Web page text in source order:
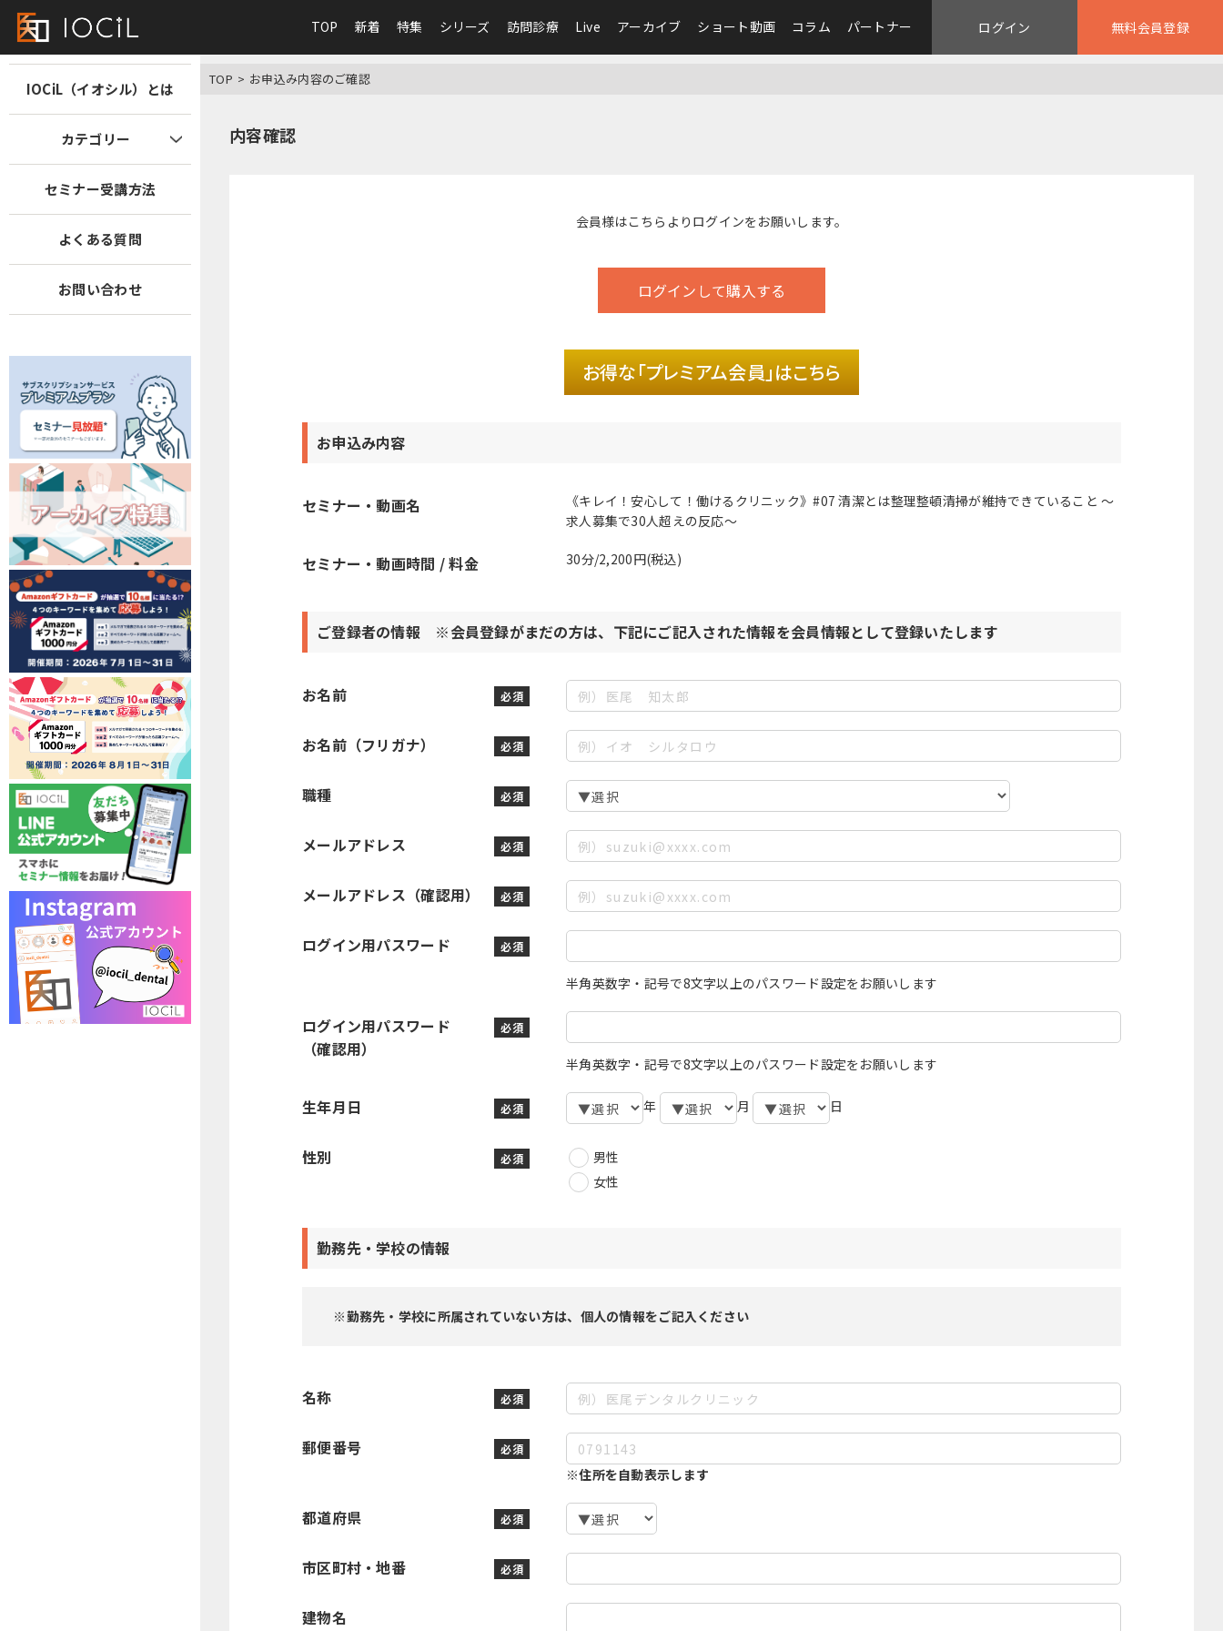
TOP 新着 特集 シリーズ 訪問診療 Live アーカイブ ショート動画 コラム パートナー ログイン 無料会員登録
TOP お申込み内容のご確認
内容確認
会員様はこちら よりログインをお願いします。
ログインして購入する
お得な「プレミアム会員」はこちら
お申込み内容
セミナー・動画名
《キレイ！安心して！働けるクリニック》#07 清潔とは整理整頓清掃が維持できていること ～
求人募集で30人超えの反応～
セミナー・動画時間 / 料金 30分/2,200円(税込)
ご登録者の情報 ※会員登録がまだの方は、下記にご記入された情報を会員情報として登録いたします
お名前 必須
お名前（フリガナ） 必須
職種 必須
メールアドレス 必須
メールアドレス（確認用） 必須
ログイン用パスワード 必須
半角英数字・記号で8文字以上のパスワード設定をお願いします
ログイン用パスワード
（確認用）
必須
半角英数字・記号で8文字以上のパスワード設定をお願いします
生年月日 必須 年 月 日
性別 必須
男性
女性
勤務先・学校の情報
※勤務先・学校に所属されていない方は、個人の情報をご記入ください
名称 必須
郵便番号 必須
※住所を自動表示します
都道府県 必須
市区町村・地番 必須
建物名
IOCiL（イオシル）とは
カテゴリー
セミナー受講方法
よくある質問
お問い合わせ